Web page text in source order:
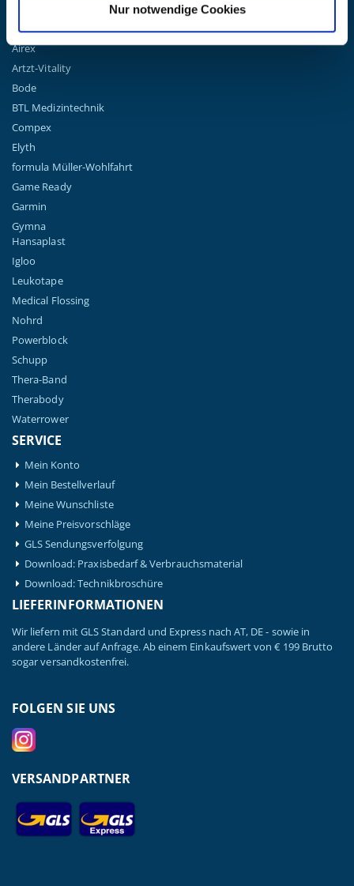
Nur notwendige Cookies
Airex
Artzt-Vitality
Bode
BTL Medizintechnik
Compex
Elyth
formula Müller-Wohlfahrt
Game Ready
Garmin
Gymna
Hansaplast
Igloo
Leukotape
Medical Flossing
Nohrd
Powerblock
Schupp
Thera-Band
Therabody
Waterrower
SERVICE
Mein Konto
Mein Bestellverlauf
Meine Wunschliste
Meine Preisvorschläge
GLS Sendungsverfolgung
Download: Praxisbedarf & Verbrauchsmaterial
Download: Technikbroschüre
LIEFERINFORMATIONEN
Wir liefern mit GLS Standard und Express nach AT, DE - sowie in
andere Länder auf Anfrage. Ab einem Einkaufswert von € 199 Brutto
sogar versandkostenfrei.
FOLGEN SIE UNS
VERSANDPARTNER